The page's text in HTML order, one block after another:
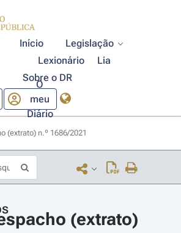
Início
Legislação
Lexionário
Lia
Sobre o DR
O
meu
Diário
(extrato) n.º 1686/2021
(extrato)